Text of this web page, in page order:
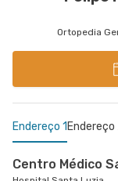
Ortopedia
Endereço 1 Endereço
Centro Médico